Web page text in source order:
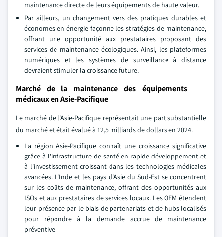
maintenance directe de leurs équipements de haute valeur.
Par ailleurs, un changement vers des pratiques durables et
économes en énergie façonne les stratégies de maintenance,
offrant une opportunité aux prestataires proposant des
services de maintenance écologiques. Ainsi, les plateformes
numériques et les systèmes de surveillance à distance
devraient stimuler la croissance future.
Marché de la maintenance des équipements
médicaux en Asie-Pacifique
Le marché de l'Asie-Pacifique représentait une part substantielle
du marché et était évalué à 12,5 milliards de dollars en 2024.
La région Asie-Pacifique connaît une croissance significative
grâce à l'infrastructure de santé en rapide développement et
à l'investissement croissant dans les technologies médicales
avancées. L'Inde et les pays d'Asie du Sud-Est se concentrent
sur les coûts de maintenance, offrant des opportunités aux
ISOs et aux prestataires de services locaux. Les OEM étendent
leur présence par le biais de partenariats et de hubs localisés
pour répondre à la demande accrue de maintenance
préventive.